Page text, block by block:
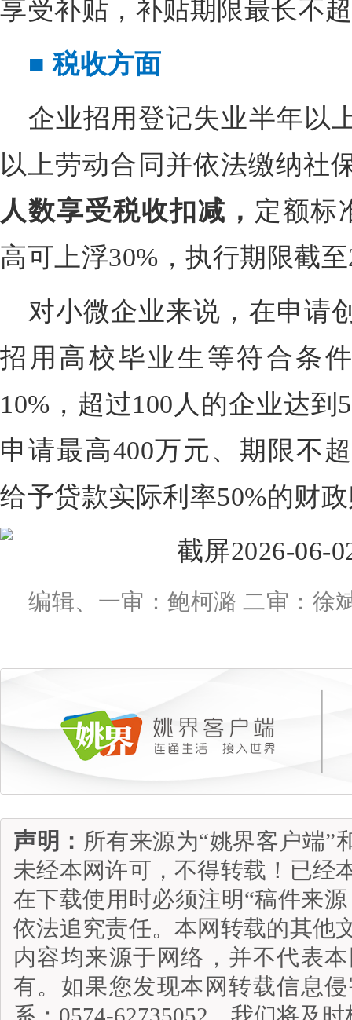
享受补贴，补贴期限最长不
■税收方面
企业招用登记失业半年以
以上劳动合同并依法缴纳社
人数享受税收扣减 ， 定额标
高可上浮30%，执行期限截
对小微企业来说，在申请
招用高校毕业生等符合条
10%，超过100人的企业达
申请最高400万元、期限不
给予贷款实际利率50%的财
编辑、一审：鲍柯潞 二审：徐
声明： 所有来源为“姚界客户端”
未经本网许可，不得转载！已经
在下载使用时必须注明“稿件来
依法追究责任。本网转载的其他
内容均来源于网络，并不代表
有。如果您发现本网转载信息
系：0574-62735052，我们将及